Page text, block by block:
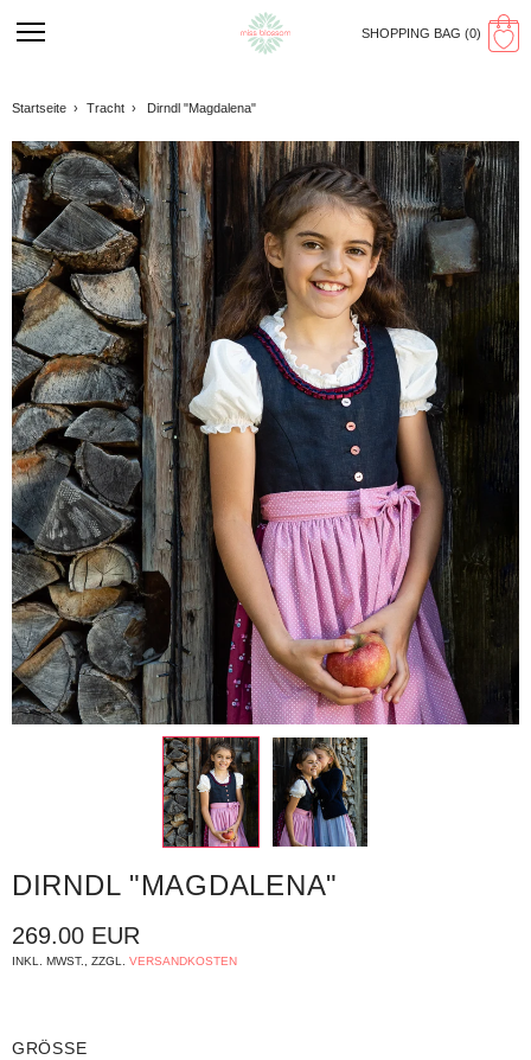
SHOPPING BAG (0)
Startseite › Tracht › Dirndl "Magdalena"
DIRNDL "MAGDALENA"
269.00 EUR
INKL. MWST., ZZGL. VERSANDKOSTEN
GRÖSSE